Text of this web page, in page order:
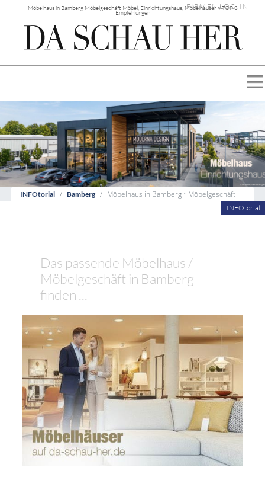
Möbelhaus in Bamberg Möbelgeschäft Möbel, Einrichtungshaus, Möbelhäuser √ TOP 3
Empfehlungen
FIRMEN LOG-IN
INFOtorial Bamberg
Möbelhaus in Bamberg • Möbelgeschäft
INFOtorial
Das passende Möbelhaus /
Möbelgeschäft in Bamberg
finden ...